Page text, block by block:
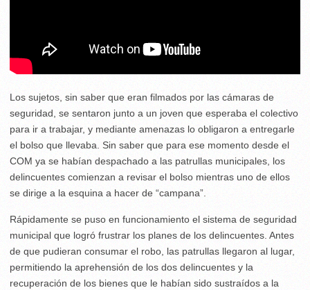
Los sujetos, sin saber que eran filmados por las cámaras de
seguridad, se sentaron junto a un joven que esperaba el colectivo
para ir a trabajar, y mediante amenazas lo obligaron a entregarle
el bolso que llevaba. Sin saber que para ese momento desde el
COM ya se habían despachado a las patrullas municipales, los
delincuentes comienzan a revisar el bolso mientras uno de ellos
se dirige a la esquina a hacer de “campana”.
Rápidamente se puso en funcionamiento el sistema de seguridad
municipal que logró frustrar los planes de los delincuentes. Antes
de que pudieran consumar el robo, las patrullas llegaron al lugar,
permitiendo la aprehensión de los dos delincuentes y la
recuperación de los bienes que le habían sido sustraídos a la